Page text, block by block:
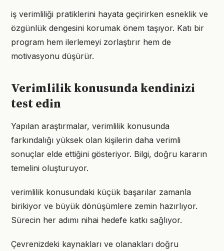
iş verimliliği pratiklerini hayata geçirirken esneklik ve
özgünlük dengesini korumak önem taşıyor. Katı bir
program hem ilerlemeyi zorlaştırır hem de
motivasyonu düşürür.
Verimlilik konusunda kendinizi
test edin
Yapılan araştırmalar, verimlilik konusunda
farkındalığı yüksek olan kişilerin daha verimli
sonuçlar elde ettiğini gösteriyor. Bilgi, doğru kararın
temelini oluşturuyor.
verimlilik konusundaki küçük başarılar zamanla
birikiyor ve büyük dönüşümlere zemin hazırlıyor.
Sürecin her adımı nihai hedefe katkı sağlıyor.
Çevrenizdeki kaynakları ve olanakları doğru